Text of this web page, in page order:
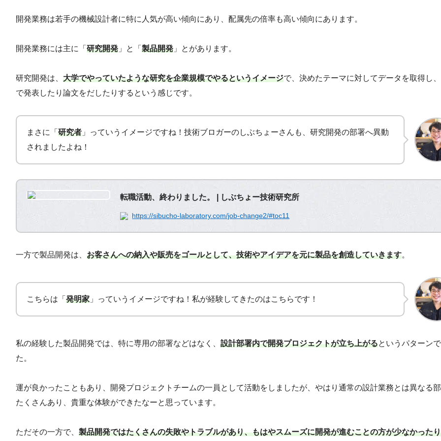
開発業務は若手の機械設計者に特に人気が高い傾向にあり、配属先の倍率も高い傾向にあります。
開発業務には主に「 研究開発 」と「 製品開発 」とがあります。
研究開発は、 大学でやっていたような研究を企業規模でやるというイメージで、決めたテーマに対してデータを取得し
で発表したり論文をだしたりするという感じです。
まさに「 研究者 」っていうイメージですね！技術ブロガーのしぶちょーさんも、研究開発の部署へ異動
されましたよね！
転職活動、終わりました。 | しぶちょー技術研究所
https://sibucho-laboratory.com/job-change2/#toc11
一方で製品開発は、 お客さんへの納入や販売をゴールとして、技術やアイデアを元に製品を創造していきます。
こちらは「 発明家 」っていうイメージですね！私が経験してきたのはこちらです！
私の経験した製品開発では、特に専用の部署などはなく、 設計部署内で開発プロジェクトが立ち上がるというパターン
た。
運が良かったこともあり、開発プロジェクトチームの一員として活動をしましたが、やはり通常の設計業務とは異なる
たくさんあり、貴重な体験ができたなーと思っています。
ただその一方で、 製品開発ではたくさんの失敗やトラブルがあり、もはやスムーズに開発が進むことの方が少なかった